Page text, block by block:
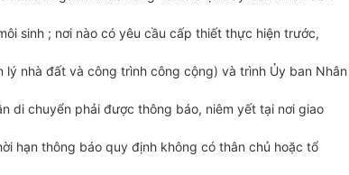
sinh ; nơi nào có yêu cầu cấp thiết thực hiện trước,
nhà đất và công trình công cộng) và trình Ủy ban Nhân
di chuyển phải được thông báo, niêm yết tại nơi giao
hạn thông báo quy định không có thân chủ hoặc tổ